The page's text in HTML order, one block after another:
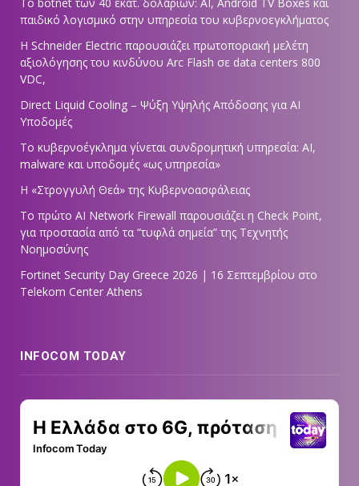
Το botnet των 40 εκατ. δολαρίων: AI, Android TV Boxes και
παιδικό λογισμικό στην υπηρεσία του κυβερνοεγκλήματος
Η Schneider Electric παρουσιάζει πρωτοποριακή μελέτη
αξιολόγησης του κινδύνου Arc Flash σε data centers 800
VDC,
Direct Liquid Cooling – Ψύξη Υψηλής Απόδοσης για AI
Υποδομές
Το κυβερνοέγκλημα γίνεται συνδρομητική υπηρεσία: AI,
malware και υποδομές «ως υπηρεσία»
Η «Στρογγυλή Θεά» της Κυβερνοασφάλειας
Tο πρώτο AI Network Firewall παρουσιάζει η Check Point,
για προστασία από τα “τυφλά σημεία” της Τεχνητής
Νοημοσύνης
Fortinet Security Day Greece 2026 | 16 Σεπτεμβρίου στο
Telekom Center Athens
INFOCOM TODAY